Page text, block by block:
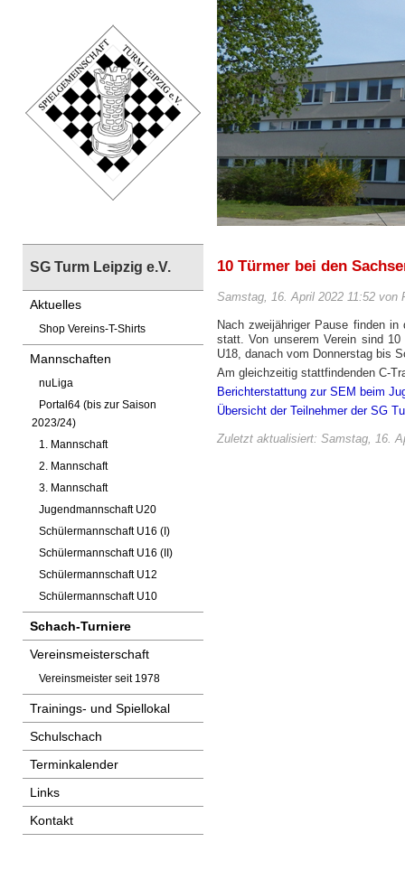
SG Turm Leipzig e.V.
Aktuelles
Shop Vereins-T-Shirts
Mannschaften
nuLiga
Portal64 (bis zur Saison
2023/24)
1. Mannschaft
2. Mannschaft
3. Mannschaft
Jugendmannschaft U20
Schülermannschaft U16 (I)
Schülermannschaft U16 (II)
Schülermannschaft U12
Schülermannschaft U10
Schach-Turniere
Vereinsmeisterschaft
Vereinsmeister seit 1978
Trainings- und Spiellokal
Schulschach
Terminkalender
Links
Kontakt
10 Türmer bei den
Samstag, 16. April 2022 11:52 von
Nach zweijähriger Pause finden
statt. Von unserem Verein sind
U18, danach vom Donnerstag bis
Am gleichzeitig stattfindenden C-
Berichterstattung zur SEM beim
Übersicht der Teilnehmer der SG
Zuletzt aktualisiert: Samstag, 16.